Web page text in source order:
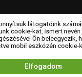
látogatóink
cookie-kat, ismert nevén
Ön beleegyezik,
mobil eszközén cookie-
Elfogadom